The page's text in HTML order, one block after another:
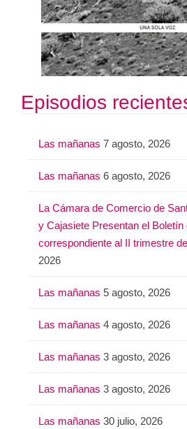
Episodios
Las mañanas 7 agosto, 2026
Las mañanas 6 agosto, 2026
La Cámara de Comercio de
y Cajasiete Presentan el
correspondiente al II trimestre
2026
Las mañanas 5 agosto, 2026
Las mañanas 4 agosto, 2026
Las mañanas 3 agosto, 2026
Las mañanas 3 agosto, 2026
Las mañanas 30 julio, 2026